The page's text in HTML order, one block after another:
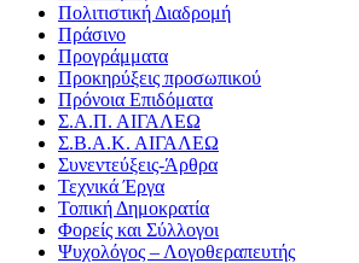
Πολιτιστική Διαδρομή
Πράσινο
Προγράμματα
Προκηρύξεις προσωπικού
Πρόνοια Επιδόματα
Σ.Α.Π. ΑΙΓΑΛΕΩ
Σ.Β.Α.Κ. ΑΙΓΑΛΕΩ
Συνεντεύξεις-Άρθρα
Τεχνικά Έργα
Τοπική Δημοκρατία
Φορείς και Σύλλογοι
Ψυχολόγος – Λογοθεραπευτής